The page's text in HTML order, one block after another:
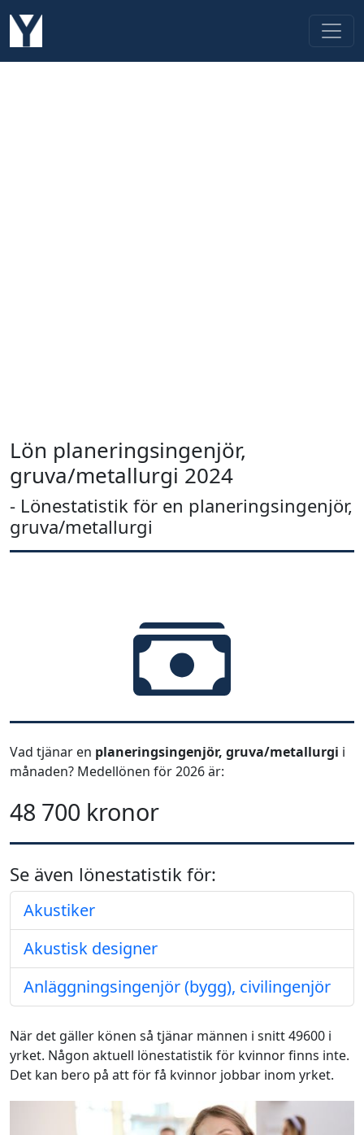
Lön planeringsingenjör,
gruva/metallurgi 2024
- Lönestatistik för en planeringsingenjör,
gruva/metallurgi
Vad tjänar en planeringsingenjör, gruva/metallurgi i
månaden? Medellönen för 2026 är:
48 700 kronor
Se även lönestatistik för:
Akustiker
Akustisk designer
Anläggningsingenjör (bygg), civilingenjör
När det gäller könen så tjänar männen i snitt 49600 i
yrket. Någon aktuell lönestatistik för kvinnor finns inte.
Det kan bero på att för få kvinnor jobbar inom yrket.